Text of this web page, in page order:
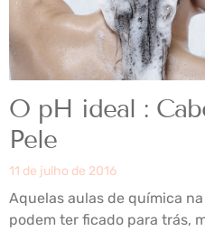
O pH ideal :
Pele
11 de julho de 2016
Aquelas aulas de química
podem ter ficado para trás,